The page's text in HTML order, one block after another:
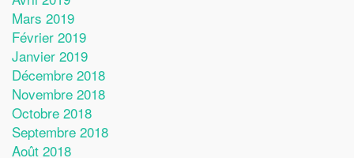
Mars 2019
Février 2019
Janvier 2019
Décembre 2018
Novembre 2018
Octobre 2018
Septembre 2018
Août 2018